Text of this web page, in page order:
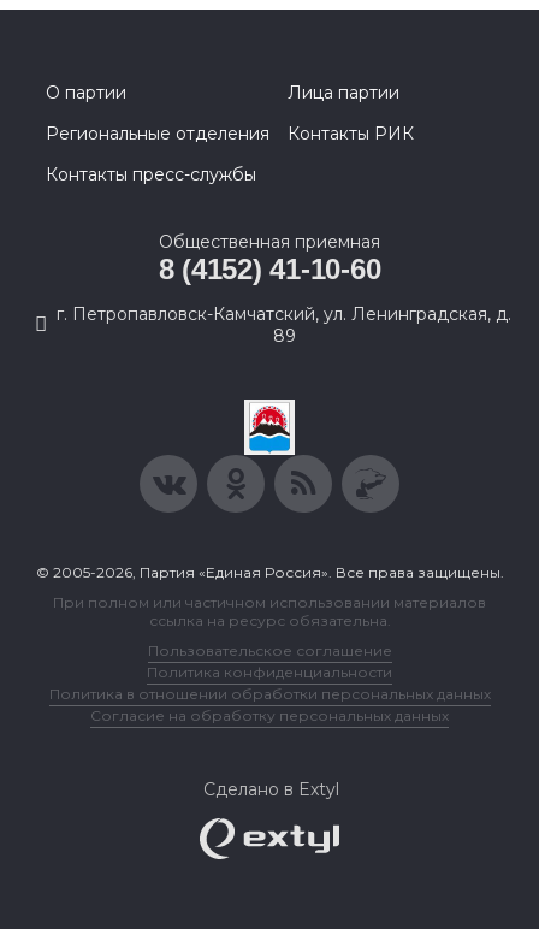
О партии
Лица партии
Региональные отделения
Контакты РИК
Контакты пресс-службы
Общественная приемная
8 (4152) 41-10-60
г. Петропавловск-Камчатский, ул. Ленинградская, д.
89
© 2005-2026, Партия «Единая Россия». Все права защищены.
При полном или частичном использовании материалов
ссылка на ресурс обязательна.
Пользовательское соглашение
Политика конфиденциальности
Политика в отношении обработки персональных данных
Согласие на обработку персональных данных
Сделано в Extyl